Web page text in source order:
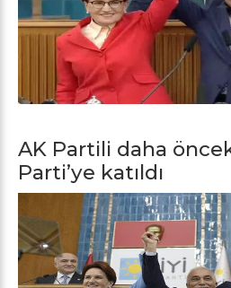
AK Partili daha
Parti’ye katıldı